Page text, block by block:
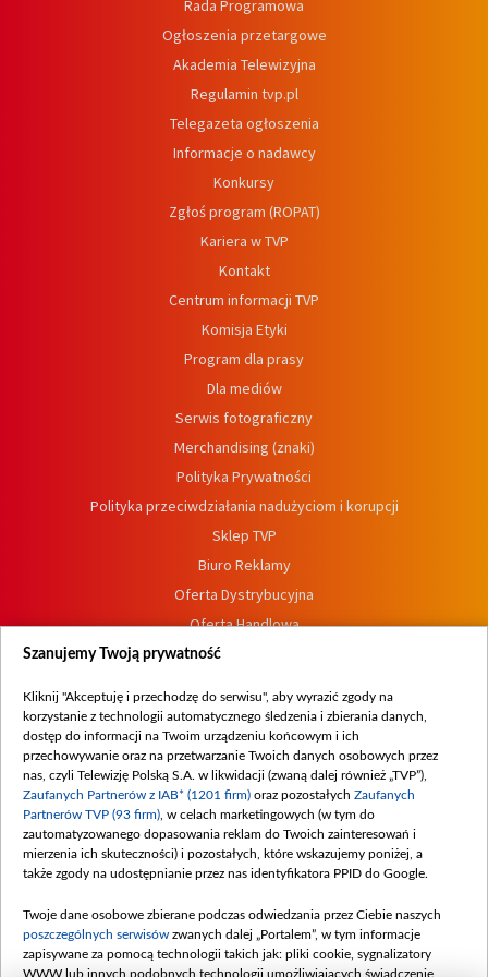
Rada Programowa
Ogłoszenia przetargowe
Akademia Telewizyjna
Regulamin tvp.pl
Telegazeta ogłoszenia
Informacje o nadawcy
Konkursy
Zgłoś program (ROPAT)
Kariera w TVP
Kontakt
Centrum informacji TVP
Komisja Etyki
Program dla prasy
Dla mediów
Serwis fotograficzny
Merchandising (znaki)
Polityka Prywatności
Polityka przeciwdziałania nadużyciom i korupcji
Sklep TVP
Biuro Reklamy
Oferta Dystrybucyjna
Oferta Handlowa
Dostępność
Procedura zgłoszeń wewnętrznych
Szanujemy Twoją prywatność
Kliknij "Akceptuję i przechodzę do serwisu", aby wyrazić zgody na
korzystanie z technologii automatycznego śledzenia i zbierania danych,
dostęp do informacji na Twoim urządzeniu końcowym i ich
przechowywanie oraz na przetwarzanie Twoich danych osobowych przez
nas, czyli Telewizję Polską S.A. w likwidacji (zwaną dalej również „TVP”),
Zaufanych Partnerów z IAB* (1201 firm) oraz pozostałych Zaufanych
Partnerów TVP (93 firm) , w celach marketingowych (w tym do
zautomatyzowanego dopasowania reklam do Twoich zainteresowań i
mierzenia ich skuteczności) i pozostałych, które wskazujemy poniżej, a
także zgody na udostępnianie przez nas identyfikatora PPID do Google.
Twoje dane osobowe zbierane podczas odwiedzania przez Ciebie naszych
poszczególnych serwisów zwanych dalej „Portalem”, w tym informacje
zapisywane za pomocą technologii takich jak: pliki cookie, sygnalizatory
WWW lub innych podobnych technologii umożliwiających świadczenie